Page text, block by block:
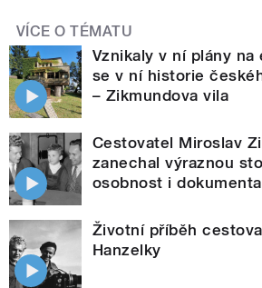
VÍCE O TÉMATU
Vznikaly v ní plány na
se v ní historie
– Zikmundova vila
Cestovatel Miroslav
zanechal výraznou
osobnost i
Životní příběh
Hanzelky